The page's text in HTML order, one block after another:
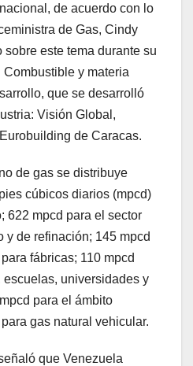
de acuerdo con lo
de Gas, Cindy
este tema durante su
y materia
que se desarrolló
Visión Global,
de Caracas.
de gas se distribuye
cúbicos diarios (mpcd)
622 mpcd para el sector
y de refinación; 145 mpcd
fábricas; 110 mpcd
universidades y
para el ámbito
gas natural vehicular.
que Venezuela